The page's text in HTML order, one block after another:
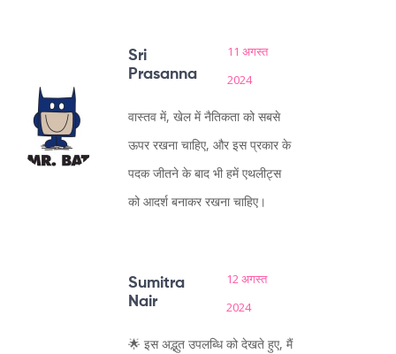
Sri
Prasanna
11 अगस्त
2024
वास्तव में, खेल में नैतिकता को सबसे
ऊपर रखना चाहिए, और इस प्रकार के
पदक जीतने के बाद भी हमें एथलीट्स
को आदर्श बनाकर रखना चाहिए।
Sumitra
Nair
12 अगस्त
2024
🌟 इस अद्भुत उपलब्धि को देखते हुए, मैं